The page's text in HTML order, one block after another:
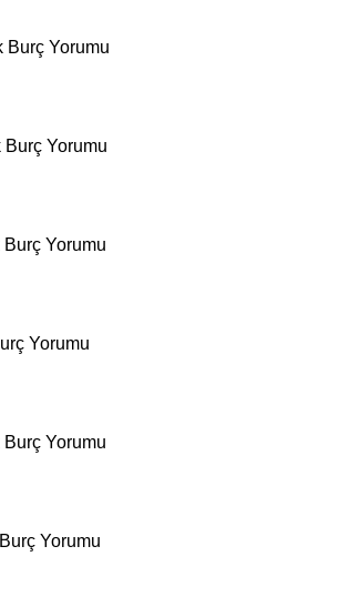
Burç Yorumu
Burç Yorumu
Yorumu
Yorumu
Yorumu
Yorumu